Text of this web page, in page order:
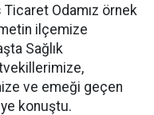
Odamız örnek
ilçemize
Sağlık
ve emeği geçen
konuştu.